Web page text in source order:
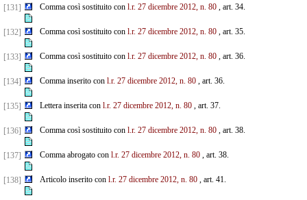
[131] Comma così sostituito con l.r. 27 dicembre 2012, n. 80, art. 34.
[132] Comma così sostituito con l.r. 27 dicembre 2012, n. 80, art. 35.
[133] Comma così sostituito con l.r. 27 dicembre 2012, n. 80, art. 36.
[134] Comma inserito con l.r. 27 dicembre 2012, n. 80, art. 36.
[135] Lettera inserita con l.r. 27 dicembre 2012, n. 80, art. 37.
[136] Comma così sostituito con l.r. 27 dicembre 2012, n. 80, art. 38.
[137] Comma abrogato con l.r. 27 dicembre 2012, n. 80, art. 38.
[138] Articolo inserito con l.r. 27 dicembre 2012, n. 80, art. 41.